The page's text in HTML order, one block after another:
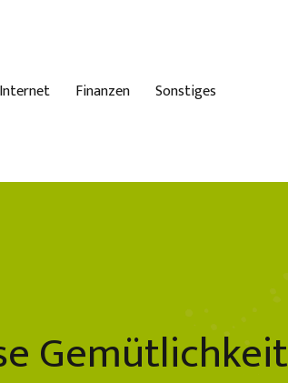
Internet Finanzen Sonstiges
Gemütlichkeit